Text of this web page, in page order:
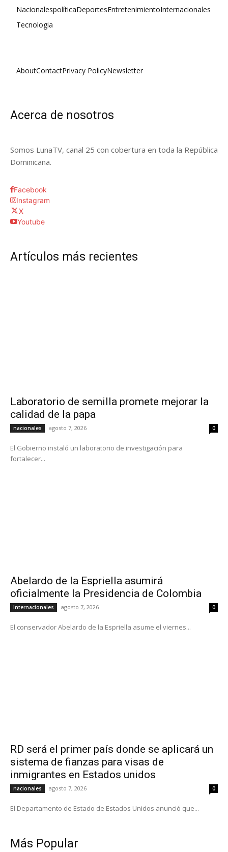
NacionalespolíticaDeportesEntretenimientoInternacionales
Tecnologia
AboutContactPrivacy PolicyNewsletter
Acerca de nosotros
Somos LunaTV, canal 25 con cobertura en toda la República
Dominicana.
Facebook
Instagram
X
Youtube
Artículos más recientes
Laboratorio de semilla promete mejorar la
calidad de la papa
nacionales agosto 7, 2026 0
El Gobierno instaló un laboratorio de investigación para
fortalecer...
Abelardo de la Espriella asumirá
oficialmente la Presidencia de Colombia
Internacionales agosto 7, 2026 0
El conservador Abelardo de la Espriella asume el viernes...
RD será el primer país donde se aplicará un
sistema de fianzas para visas de
inmigrantes en Estados unidos
nacionales agosto 7, 2026 0
El Departamento de Estado de Estados Unidos anunció que...
Más Popular